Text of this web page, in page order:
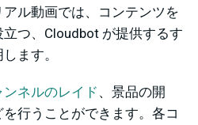
ル動画では、コンテンツを
つ、Cloudbot が提供するす
ます。
ンネルのレイド 、景品の開
行うことができます。各コ